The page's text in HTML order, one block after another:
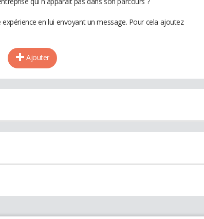
en lui envoyant un message. Pour cela ajoutez
Ajouter